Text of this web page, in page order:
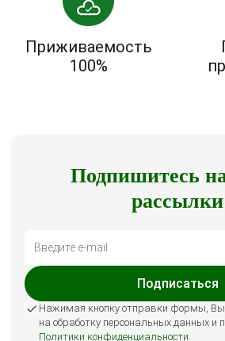
Приживаемость
100%
Подпишитесь
рассылки
Подписаться
Нажимая кнопку отправки формы, Вы
на обработку персональных данных и
Политики конфиденциальности.